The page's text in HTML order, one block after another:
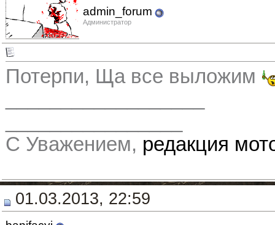
admin_forum
Администратор
Потерпи, Ща все выложим
С Уважением, редакция
01.03.2013, 22:59